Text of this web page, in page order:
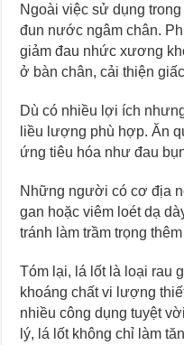
Ngoài việc sử dụng
đun nước ngâm chân.
giảm đau nhức xương
ở bàn chân, cải thiện
Dù có nhiều lợi ích
liều lượng phù hợp. Ăn
ứng tiêu hóa như đau
Những người có cơ địa
gan hoặc viêm loét dạ
tránh làm trầm trọng
Tóm lại, lá lốt là loại rau
khoáng chất vi lượng
nhiều công dụng tuyệt
lý, lá lốt không chỉ làm